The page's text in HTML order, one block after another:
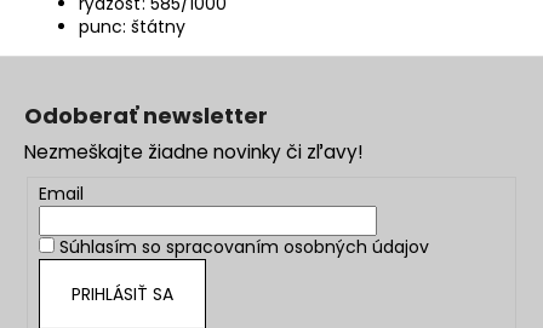
punc: štátny
Odoberať newsletter
Nezmeškajte žiadne novinky či zľavy!
Email
Súhlasím so spracovaním osobných údajov
PRIHLÁSIŤ SA